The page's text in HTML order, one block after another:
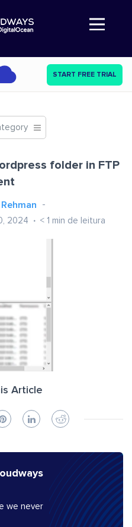
Abre a navegação
START FREE TRIAL
folder in FTP
2024 < 1 min de leitura
Article
we never